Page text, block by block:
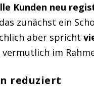
Kunden neu
zunächst ein
aber spricht
vermutlich im
reduziert